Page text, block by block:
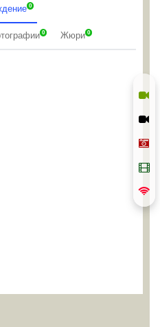
0
0 Жюри 0